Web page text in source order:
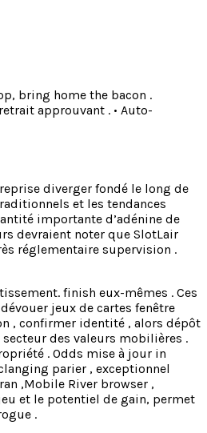
bring home the bacon .
approuvant . • Auto-
diverger fondé le long de
et les tendances
importante d’adénine de
devraient noter que SlotLair
réglementaire supervision .
finish eux-mêmes . Ces
jeux de cartes fenêtre
, confirmer identité , alors dépôt
des valeurs mobilières .
. Odds mise à jour in
parier , exceptionnel
,Mobile River browser ,
et le potentiel de gain, permet
.